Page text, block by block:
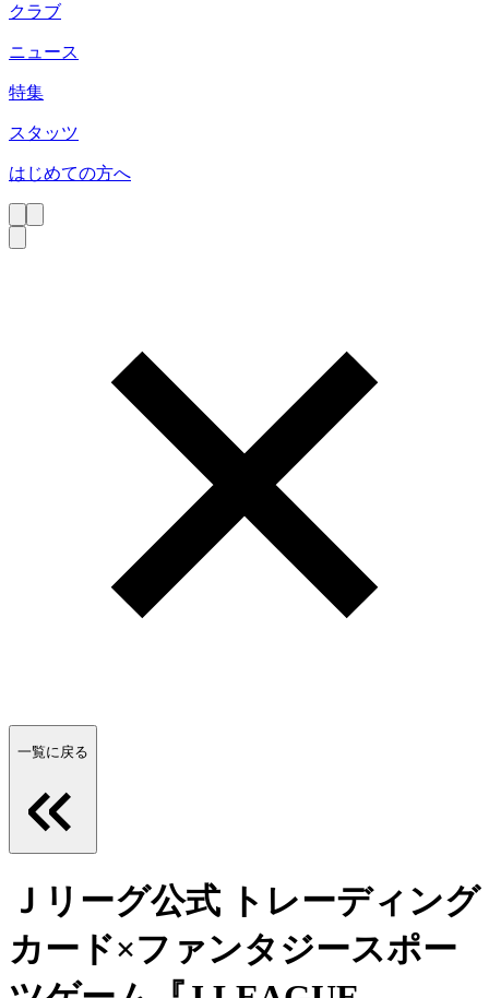
クラブ
ニュース
特集
スタッツ
はじめての方へ
一覧に戻る
Ｊリーグ公式 トレーディング
カード×ファンタジースポー